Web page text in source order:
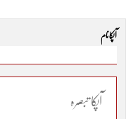
آپکا نام